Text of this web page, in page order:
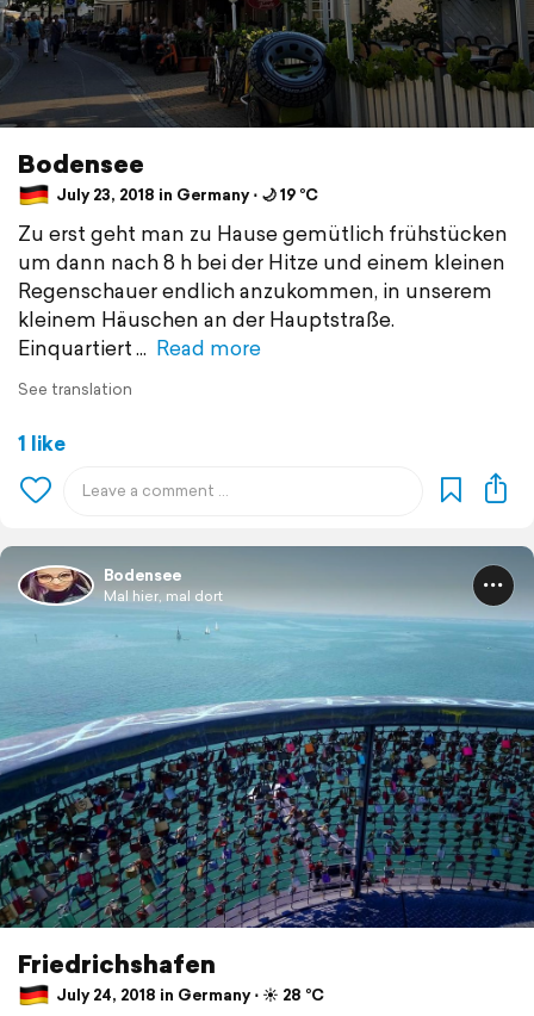
Bodensee
July 23, 2018 in Germany ⋅ 🌙 19 °C
Zu erst geht man zu Hause gemütlich frühstücken
um dann nach 8 h bei der Hitze und einem kleinen
Regenschauer endlich anzukommen, in unserem
kleinem Häuschen an der Hauptstraße.
Einquartiert
Read more
See translation
1 like
Bodensee
Mal hier, mal dort
Friedrichshafen
July 24, 2018 in Germany ⋅ ☀️ 28 °C